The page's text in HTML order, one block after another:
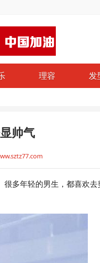
理容 发
帅气
多年轻的男生，都喜欢去